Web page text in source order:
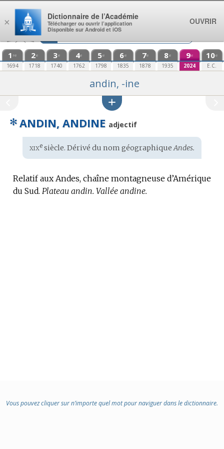
Aller au contenu
1 re
1694
2e
1718
3e
1740
4e
1762
5e
1798
6e
1835
7e
1878
8e
1935
9e
2024
10e
E.C.
andin, -ine
✻ ANDIN, ANDINE adjectif
Étymologie
:
xixesiècle. Dérivé du nom géographiqueAndes.
Relatif aux Andes, chaîne montagneuse d’Amérique
du Sud. Plateau andin. Vallée andine.
Vous pouvez cliquer sur n’importe quel mot pour naviguer dans le dictionnaire.
×
Dictionnaire de l’Académie
Télécharger ou ouvrir l’application
Disponible sur Android et iOS
OUVRIR